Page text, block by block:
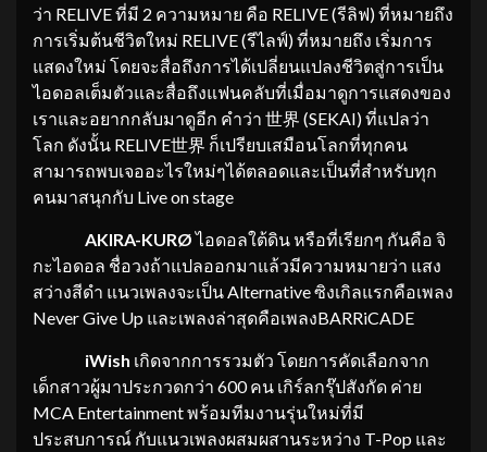
ว่า RELIVE ที่มี 2 ความหมาย คือ RELIVE (รีลิฟ) ที่หมายถึง
การเริ่มต้นชีวิตใหม่ RELIVE (รีไลฟ์) ที่หมายถึง เริ่มการ
แสดงใหม่ โดยจะสื่อถึงการได้เปลี่ยนแปลงชีวิตสู่การเป็น
ไอดอลเต็มตัวและสื่อถึงแฟนคลับที่เมื่อมาดูการแสดงของ
เราและอยากกลับมาดูอีก คำว่า 世界 (SEKAI) ที่แปลว่า
โลก ดังนั้น RELIVE世界 ก็เปรียบเสมือนโลกที่ทุกคน
สามารถพบเจออะไรใหม่ๆได้ตลอดและเป็นที่สำหรับทุก
คนมาสนุกกับ Live on stage
AKIRA-KURØไอดอลใต้ดิน หรือที่เรียกๆ กันคือ จิ
กะไอดอล ชื่อวงถ้าแปลออกมาแล้วมีความหมายว่า แสง
สว่างสีดำ แนวเพลงจะเป็น Alternative ซิงเกิลแรกคือเพลง
Never Give Up และเพลงล่าสุดคือเพลงBARRiCADE
iWish เกิดจากการรวมตัว โดยการคัดเลือกจาก
เด็กสาวผู้มาประกวดกว่า 600 คน เกิร์ลกรุ๊ปสังกัด ค่าย
MCA Entertainment พร้อมทีมงานรุ่นใหม่ที่มี
ประสบการณ์ กับแนวเพลงผสมผสานระหว่าง T-Pop และ